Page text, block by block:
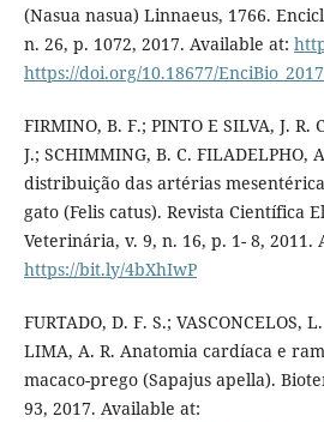
(Nasua nasua) Linnaeus, 1766.
n. 26, p. 1072, 2017. Available at:
https://doi.org/10.18677/
FIRMINO, B. F.; PINTO E SILVA, J. R.
J.; SCHIMMING, B. C. FILADELPHO,
distribuição das artérias
gato (Felis catus). Revista Científica
Veterinária, v. 9, n. 16, p. 1- 8, 2011.
https://bit.ly/4bXhIwP
FURTADO, D. F. S.; VASCONCELOS,
LIMA, A. R. Anatomia cardíaca e
macaco-prego (Sapajus apella).
93, 2017. Available at: